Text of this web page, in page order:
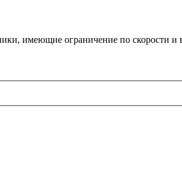
имеющие ограничение по скорости и